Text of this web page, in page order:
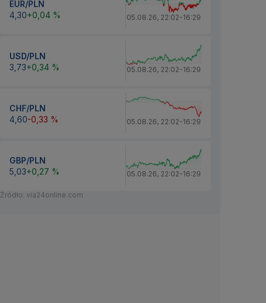
EUR/PLN
4,30+0,04 % 05.08.26, 22:02-16:29
USD/PLN
3,73+0,34 % 05.08.26, 22:02-16:29
CHF/PLN
4,60-0,33 % 05.08.26, 22:02-16:29
GBP/PLN
5,03+0,27 % 05.08.26, 22:02-16:29
Źródło: via24online.com